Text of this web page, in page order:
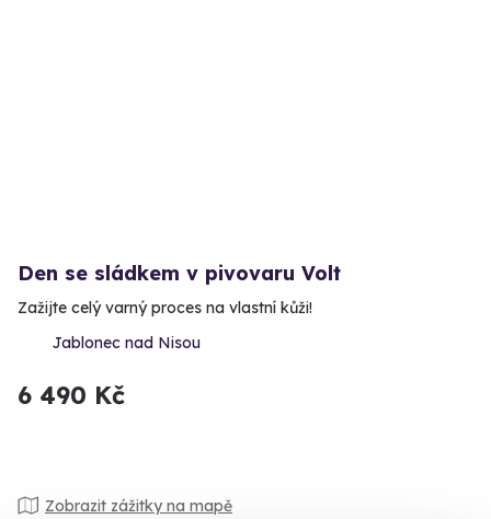
Den se sládkem v pivovaru Volt
Zažijte celý varný proces na vlastní kůži!
Jablonec nad Nisou
6 490 Kč
Zobrazit zážitky na mapě